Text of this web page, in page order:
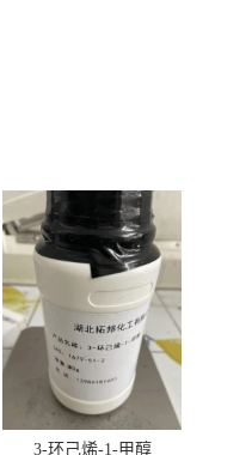
3-环己烯-1-甲醇